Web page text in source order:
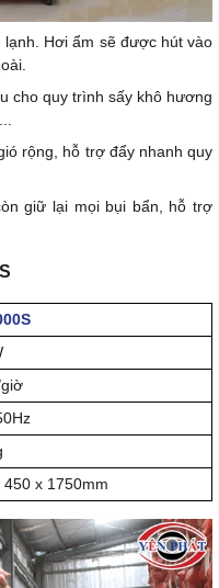
Hơi ẩm sẽ được hút vào
cho quy trình sấy khô hương
rộng, hỗ trợ đẩy nhanh quy
giữ lại mọi bụi bẩn, hỗ trợ
450 x 1750mm